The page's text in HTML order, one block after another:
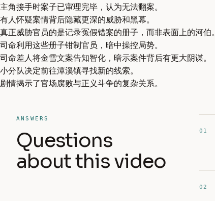
主角接手时案子已审理完毕，认为无法翻案。
有人怀疑案情背后隐藏更深的威胁和黑幕。
真正威胁官员的是记录冤假错案的册子，而非表面上的河伯。
司命利用这些册子钳制官员，暗中操控局势。
司命差人将金雪文案告知智化，暗示案件背后有更大阴谋。
小分队决定前往潭溪镇寻找新的线索。
剧情揭示了官场腐败与正义斗争的复杂关系。
ANSWERS
Questions
about this video
01
02